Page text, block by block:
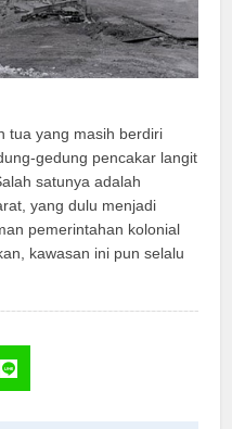
tua yang masih berdiri
gedung pencakar langit
satunya adalah
yang dulu menjadi
pemerintahan kolonial
kawasan ini pun selalu